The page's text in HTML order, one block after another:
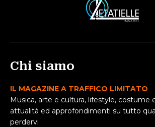
Chi siamo
IL MAGAZINE A TRAFFICO LIMITATO
Musica, arte e cultura, lifestyle, costume
attualità ed approfondimenti su tutto
perdervi